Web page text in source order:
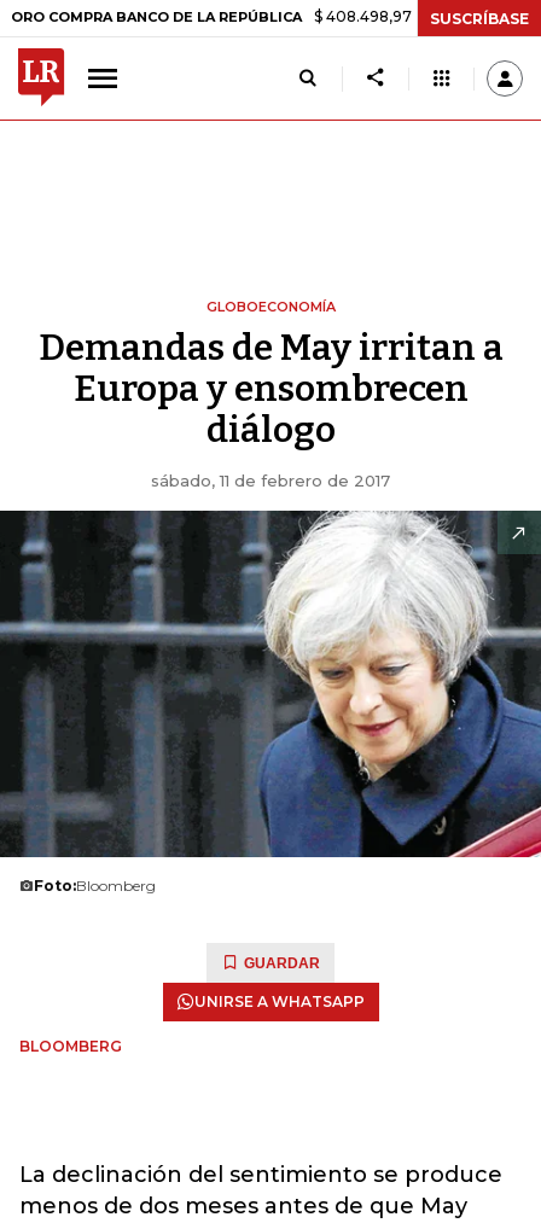
BANCO DE LA REPÚBLICA $ 408.498,97 +$ 8.753,81 +2,19%
SUSCRÍBASE
GLOBOECONOMÍA
Demandas de May irritan a
Europa y ensombrecen
diálogo
sábado, 11 de febrero de 2017
Foto:Bloomberg
GUARDAR
UNIRSE A WHATSAPP
BLOOMBERG
La declinación del sentimiento se produce
menos de dos meses antes de que May